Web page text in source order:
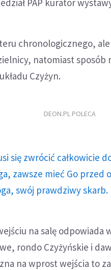
chronologicznego,
natomiast sposób
Czyżyn.
DEON.PL POLECA
się zwrócić całkowicie
zawsze mieć Go przed
swój prawdziwy skarb.
na salę odpowiada
rondo Czyżyńskie i
na wprost wejścia to